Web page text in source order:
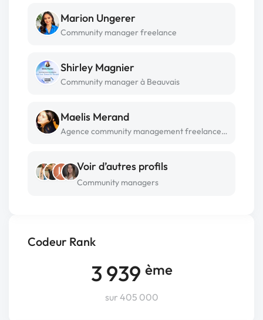
Codeur Rank
3 939 ème
sur 405 000
Marion Ungerer
Community manager freelance
Shirley Magnier
Community manager à Beauvais
Maelis Merand
Agence community management freelance à Paris
Voir d’autres profils
Community managers